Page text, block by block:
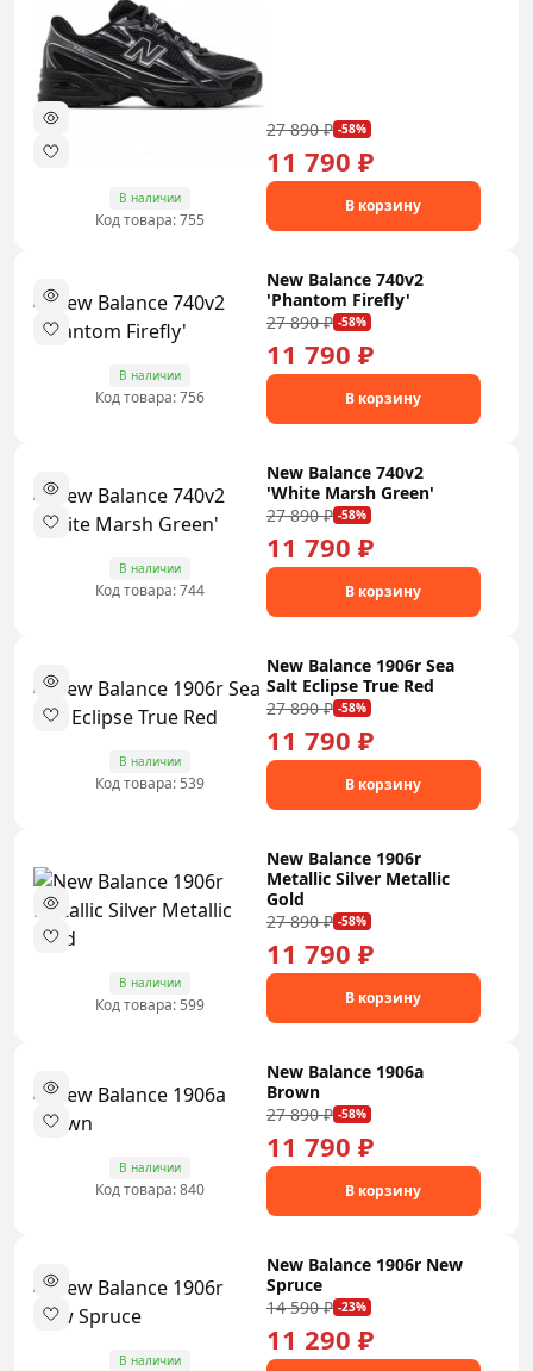
В наличии
Код товара: 755
27 890 ₽ -58%
11 790 ₽
В корзину
В наличии
Код товара: 756
New Balance 740v2
'Phantom Firefly'
27 890 ₽ -58%
11 790 ₽
В корзину
В наличии
Код товара: 744
New Balance 740v2
'White Marsh Green'
27 890 ₽ -58%
11 790 ₽
В корзину
В наличии
Код товара: 539
New Balance 1906r Sea
Salt Eclipse True Red
27 890 ₽ -58%
11 790 ₽
В корзину
В наличии
Код товара: 599
New Balance 1906r
Metallic Silver Metallic
Gold
27 890 ₽ -58%
11 790 ₽
В корзину
В наличии
Код товара: 840
New Balance 1906a
Brown
27 890 ₽ -58%
11 790 ₽
В корзину
В наличии
New Balance 1906r New
Spruce
14 590 ₽ -23%
11 290 ₽